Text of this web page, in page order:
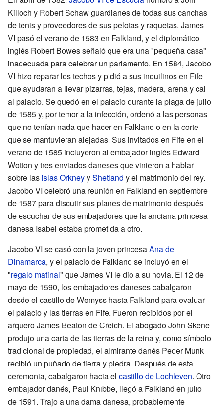
Killoch y Robert Schaw guardianes de todas sus canchas
de tenis y proveedores de sus pelotas y raquetas. James
VI pasó el verano de 1583 en Falkland, y el diplomático
inglés Robert Bowes señaló que era una "pequeña casa"
inadecuada para celebrar un parlamento. En 1584, Jacobo
VI hizo reparar los techos y pidió a sus inquilinos en Fife
que ayudaran a llevar pizarras, tejas, madera, arena y cal
al palacio. Se quedó en el palacio durante la plaga de julio
de 1585 y, por temor a la infección, ordenó a las personas
que no tenían nada que hacer en Falkland o en la corte
que se mantuvieran alejadas. Sus invitados en Fife en el
verano de 1585 incluyeron al embajador inglés Edward
Wotton y tres enviados daneses que vinieron a hablar
sobre las islas OrkneyyShetland y el matrimonio del rey.
Jacobo VI celebró una reunión en Falkland en septiembre
de 1587 para discutir sus planes de matrimonio después
de escuchar de sus embajadores que la anciana princesa
danesa Isabel estaba prometida a otro.
Jacobo VI se casó con la joven princesaAna de
Dinamarca, y el palacio de Falkland se incluyó en el
"regalo matinal" que James VI le dio a su novia. El 12 de
mayo de 1590, los embajadores daneses cabalgaron
desde el castillo de Wemyss hasta Falkland para evaluar
el palacio y las tierras en Fife. Fueron recibidos por el
arquero James Beaton de Creich. El abogado John Skene
produjo una carta de las tierras de la reina y, como símbolo
tradicional de propiedad, el almirante danés Peder Munk
recibió un puñado de tierra y piedra. Después de esta
ceremonia, cabalgaron hacia el castillo de Lochleven. Otro
embajador danés, Paul Knibbe, llegó a Falkland en julio
de 1591. Trajo a una dama danesa, probablemente